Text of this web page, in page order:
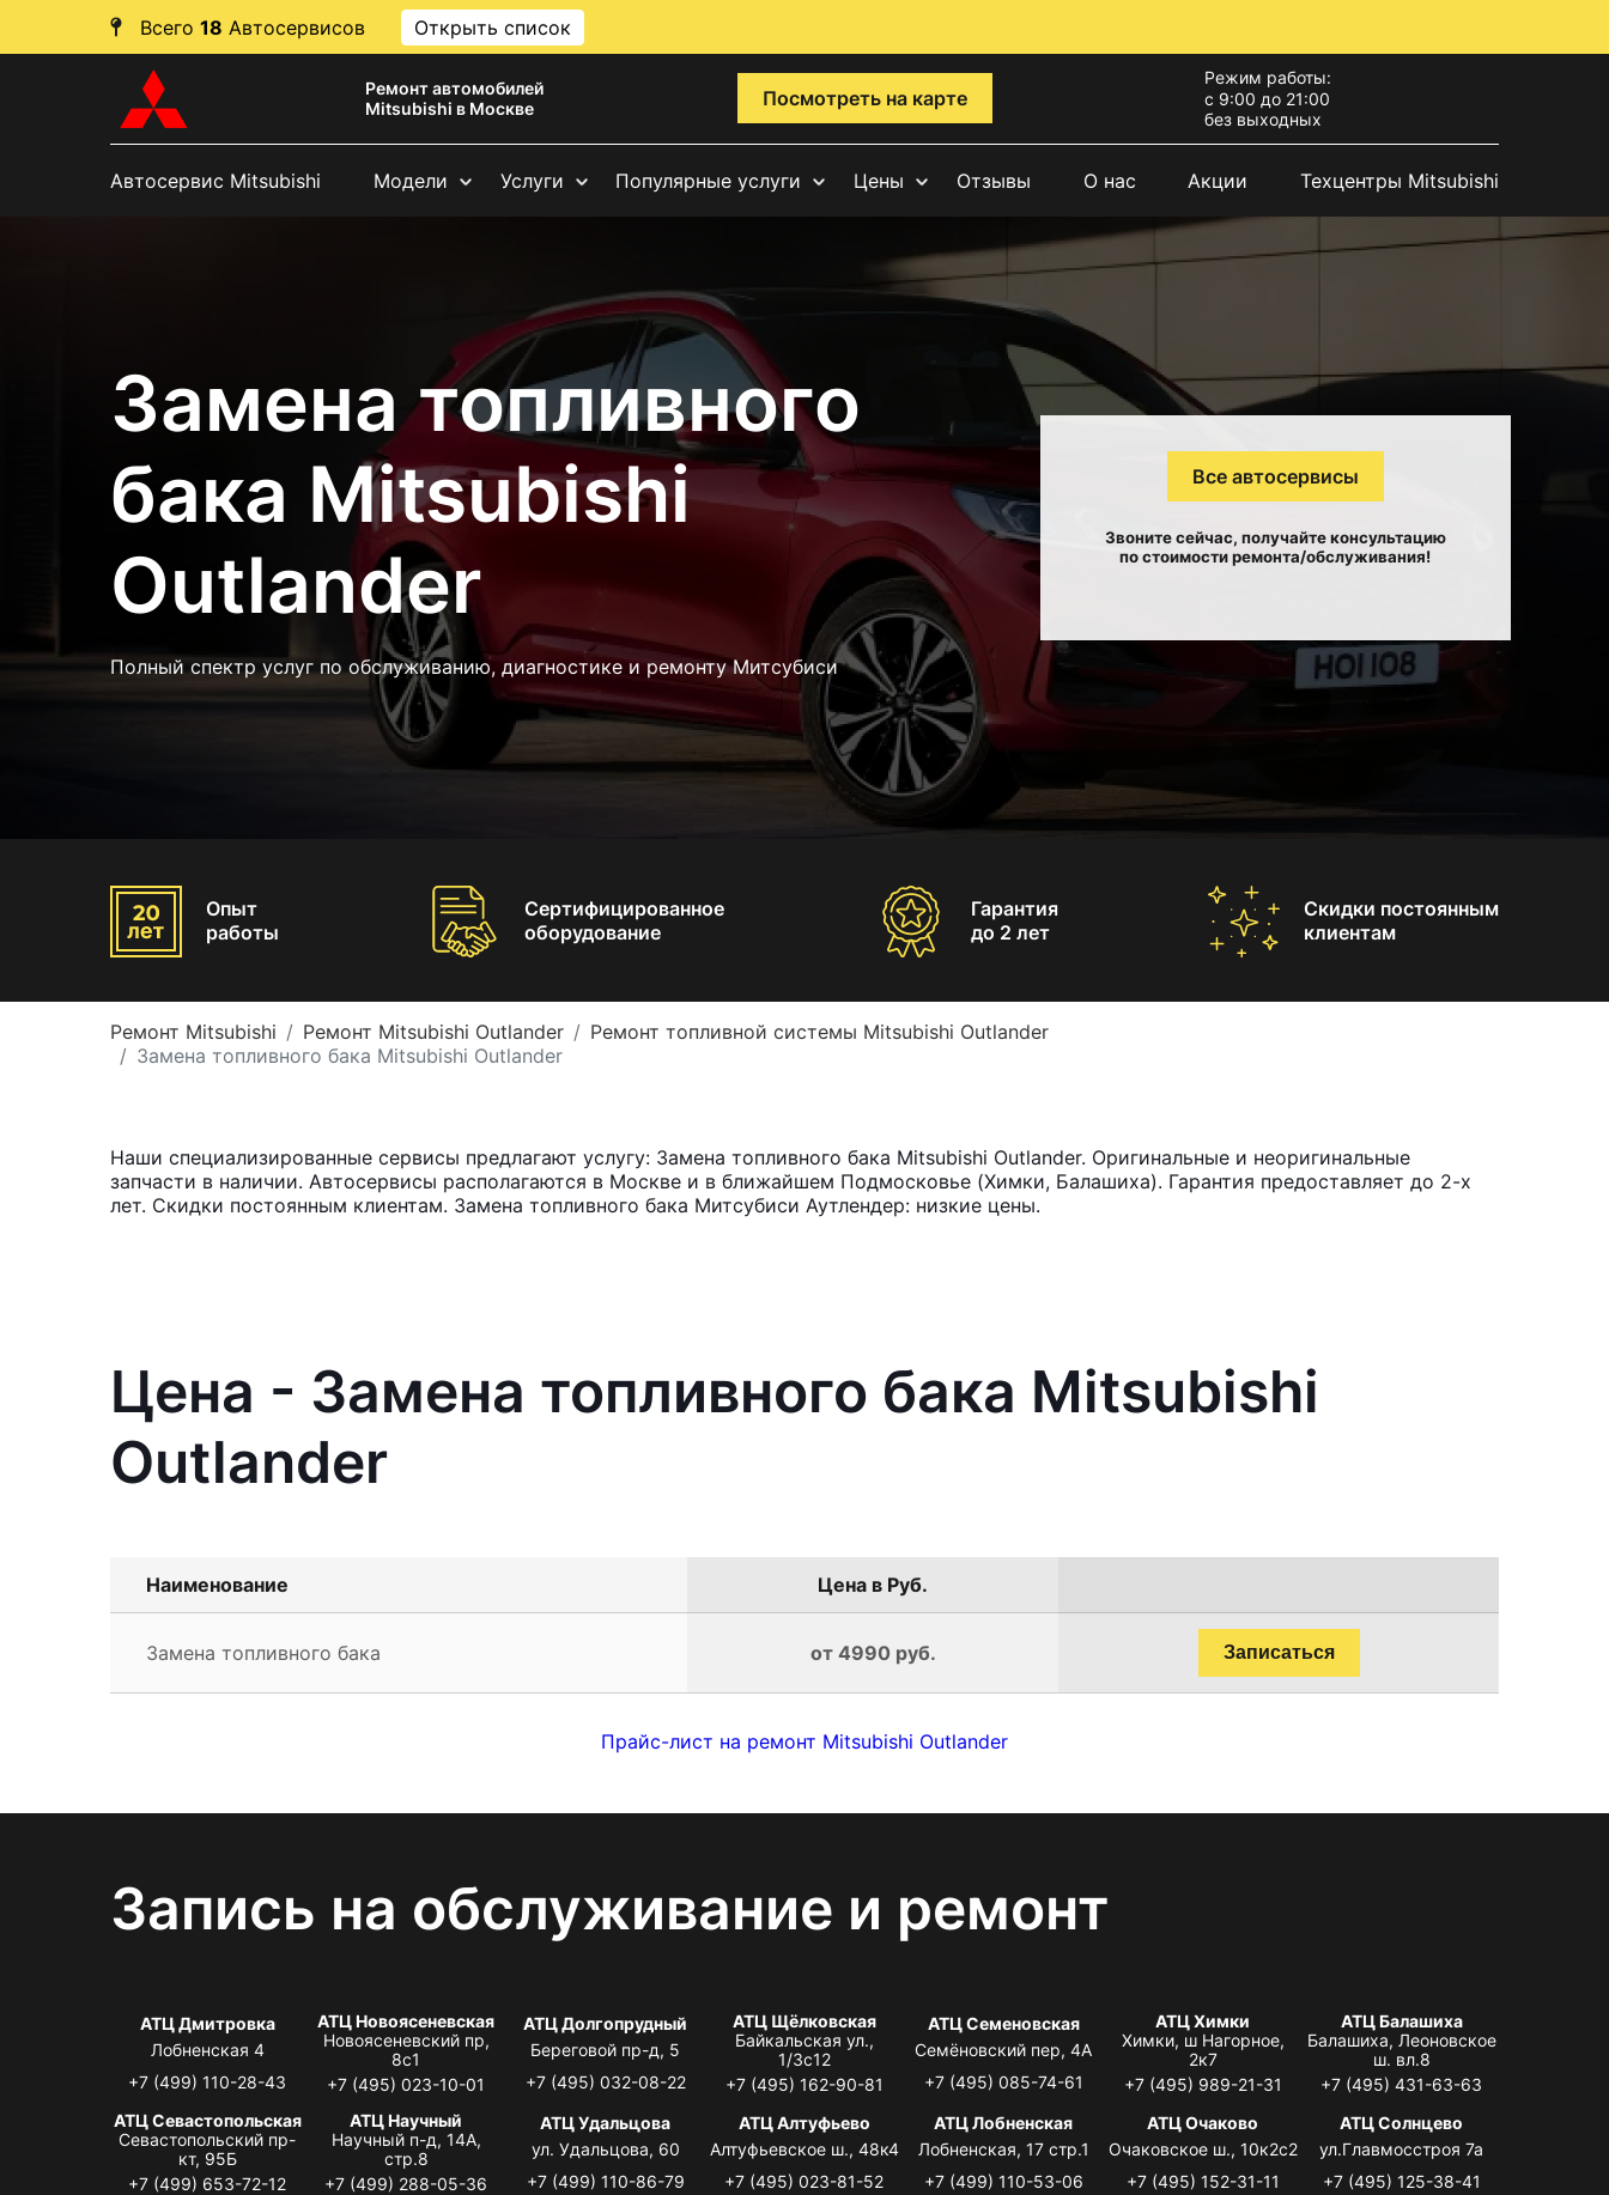
Всего 18 Автосервисов Открыть список
Ремонт автомобилей
Mitsubishi в Москве
Посмотреть на карте
Режим работы:
с 9:00 до 21:00
без выходных
Автосервис Mitsubishi Модели Услуги Популярные услуги Цены Отзывы О нас Акции Техцентры Mitsubishi
Замена топливного
бака Mitsubishi
Outlander
Полный спектр услуг по обслуживанию, диагностике и ремонту Митсубиси
Все автосервисы
Звоните сейчас, получайте консультацию
по стоимости ремонта/обслуживания!
Опыт
работы
Сертифицированное
оборудование
Гарантия
до 2 лет
Скидки постоянным
клиентам
Ремонт Mitsubishi Ремонт Mitsubishi Outlander
Ремонт топливной системы Mitsubishi Outlander
Замена топливного бака Mitsubishi Outlander
Наши специализированные сервисы предлагают услугу: Замена топливного бака Mitsubishi Outlander. Оригинальные и неоригинальные
запчасти в наличии. Автосервисы располагаются в Москве и в ближайшем Подмосковье (Химки, Балашиха). Гарантия предоставляет до 2-х
лет. Скидки постоянным клиентам. Замена топливного бака Митсубиси Аутлендер: низкие цены.
Цена - Замена топливного бака Mitsubishi
Outlander
Наименование Цена в Руб.
Замена топливного бака от 4990 руб. Записаться
Прайс-лист на ремонт Mitsubishi Outlander
Запись на обслуживание и ремонт
АТЦ Дмитровка
Лобненская 4
+7 (499) 110-28-43
АТЦ Новоясеневская
Новоясеневский пр,
8с1
+7 (495) 023-10-01
АТЦ Долгопрудный
Береговой пр-д, 5
+7 (495) 032-08-22
АТЦ Щёлковская
Байкальская ул.,
1/3с12
+7 (495) 162-90-81
АТЦ Семеновская
Семёновский пер, 4А
+7 (495) 085-74-61
АТЦ Химки
Химки, ш Нагорное,
2к7
+7 (495) 989-21-31
АТЦ Балашиха
Балашиха, Леоновское
ш. вл.8
+7 (495) 431-63-63
АТЦ Севастопольская
Севастопольский пр-
кт, 95Б
+7 (499) 653-72-12
АТЦ Научный
Научный п-д, 14А,
стр.8
+7 (499) 288-05-36
АТЦ Удальцова
ул. Удальцова, 60
+7 (499) 110-86-79
АТЦ Алтуфьево
Алтуфьевское ш., 48к4
+7 (495) 023-81-52
АТЦ Лобненская
Лобненская, 17 стр.1
+7 (499) 110-53-06
АТЦ Очаково
Очаковское ш., 10к2с2
+7 (495) 152-31-11
АТЦ Солнцево
ул.Главмосстроя 7а
+7 (495) 125-38-41